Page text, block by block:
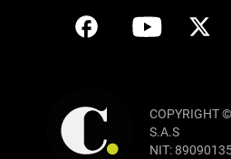
COPYRIGHT
S.A.S
NIT: